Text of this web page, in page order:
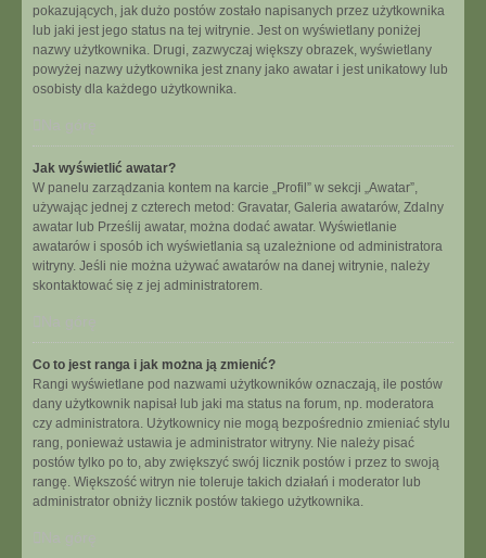
pokazujących, jak dużo postów zostało napisanych przez użytkownika
lub jaki jest jego status na tej witrynie. Jest on wyświetlany poniżej
nazwy użytkownika. Drugi, zazwyczaj większy obrazek, wyświetlany
powyżej nazwy użytkownika jest znany jako awatar i jest unikatowy lub
osobisty dla każdego użytkownika.
Jak wyświetlić awatar?
W panelu zarządzania kontem na karcie „Profil” w sekcji „Awatar”,
używając jednej z czterech metod: Gravatar, Galeria awatarów, Zdalny
awatar lub Prześlij awatar, można dodać awatar. Wyświetlanie
awatarów i sposób ich wyświetlania są uzależnione od administratora
witryny. Jeśli nie można używać awatarów na danej witrynie, należy
skontaktować się z jej administratorem.
Co to jest ranga i jak można ją zmienić?
Rangi wyświetlane pod nazwami użytkowników oznaczają, ile postów
dany użytkownik napisał lub jaki ma status na forum, np. moderatora
czy administratora. Użytkownicy nie mogą bezpośrednio zmieniać stylu
rang, ponieważ ustawia je administrator witryny. Nie należy pisać
postów tylko po to, aby zwiększyć swój licznik postów i przez to swoją
rangę. Większość witryn nie toleruje takich działań i moderator lub
administrator obniży licznik postów takiego użytkownika.